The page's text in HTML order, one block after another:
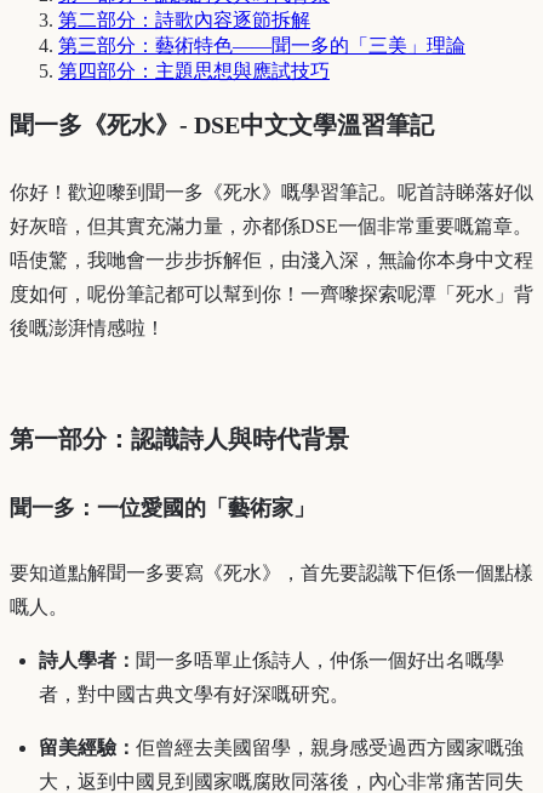
第二部分：詩歌內容逐節拆解
第三部分：藝術特色——聞一多的「三美」理論
第四部分：主題思想與應試技巧
聞一多《死水》- DSE中文文學溫習筆記
你好！歡迎嚟到聞一多《死水》嘅學習筆記。呢首詩睇落好似
好灰暗，但其實充滿力量，亦都係DSE一個非常重要嘅篇章。
唔使驚，我哋會一步步拆解佢，由淺入深，無論你本身中文程
度如何，呢份筆記都可以幫到你！一齊嚟探索呢潭「死水」背
後嘅澎湃情感啦！
第一部分：認識詩人與時代背景
聞一多：一位愛國的「藝術家」
要知道點解聞一多要寫《死水》，首先要認識下佢係一個點樣
嘅人。
詩人學者： 聞一多唔單止係詩人，仲係一個好出名嘅學
者，對中國古典文學有好深嘅研究。
留美經驗： 佢曾經去美國留學，親身感受過西方國家嘅強
大，返到中國見到國家嘅腐敗同落後，內心非常痛苦同失